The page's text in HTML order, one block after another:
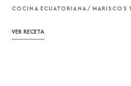
COCINA ECUATORIANA/ MARISCOS
VER RECETA